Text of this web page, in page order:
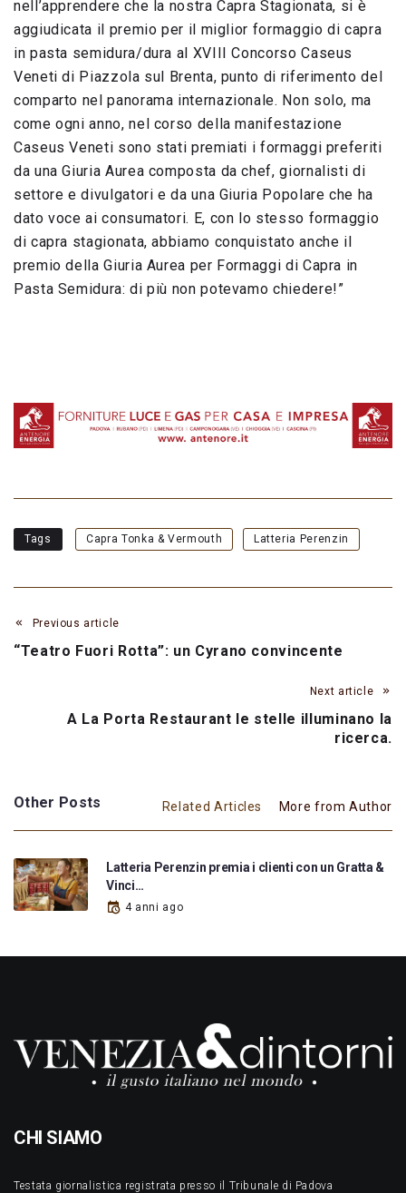
nell’apprendere che la nostra Capra Stagionata, si è
aggiudicata il premio per il miglior formaggio di capra
in pasta semidura/dura al XVIII Concorso Caseus
Veneti di Piazzola sul Brenta, punto di riferimento del
comparto nel panorama internazionale. Non solo, ma
come ogni anno, nel corso della manifestazione
Caseus Veneti sono stati premiati i formaggi preferiti
da una Giuria Aurea composta da chef, giornalisti di
settore e divulgatori e da una Giuria Popolare che ha
dato voce ai consumatori. E, con lo stesso formaggio
di capra stagionata, abbiamo conquistato anche il
premio della Giuria Aurea per Formaggi di Capra in
Pasta Semidura: di più non potevamo chiedere!”
Tags Capra Tonka & Vermouth Latteria Perenzin
Previous article
“Teatro Fuori Rotta”: un Cyrano convincente
Next article
A La Porta Restaurant le stelle illuminano la
ricerca.
Other Posts Related Articles More from Author
Latteria Perenzin premia i clienti con un Gratta &
Vinci…
4 anni ago
CHI SIAMO
Testata giornalistica registrata presso il Tribunale di Padova